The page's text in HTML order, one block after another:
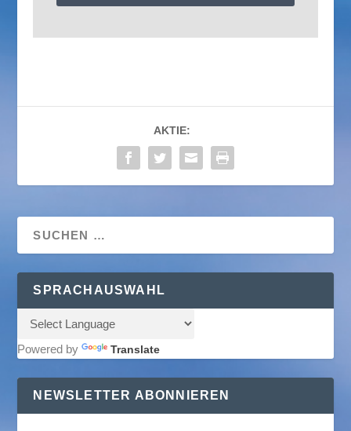
AKTIE:
SPRACHAUSWAHL
Powered by Translate
NEWSLETTER ABONNIEREN